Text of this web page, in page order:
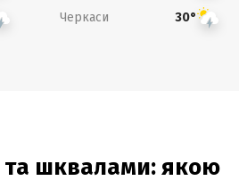
Черкаси 30°
та шквалами: якою